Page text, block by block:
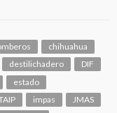
chihuahua
destilichadero
DIF
estado
impas
JMAS